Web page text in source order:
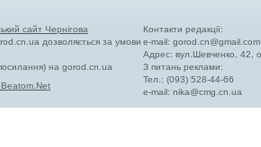
сайт Чернігова
дозволяється за умови
на gorod.cn.ua
Beatom.Net
Контакти редакції:
e-mail:gorod.cn@gmail.com
Адрес: вул.Шевченко, 42,
З питань реклами:
Тел.: (093) 528-44-66
e-mail:nika@cmg.cn.ua